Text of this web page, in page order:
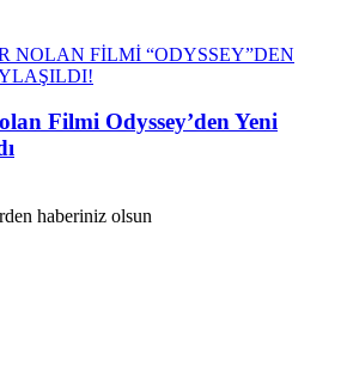
Filmi Odyssey’den Yeni
haberiniz olsun